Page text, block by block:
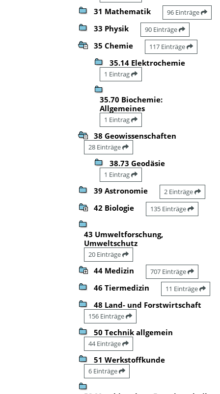
31 Mathematik 96 Einträge
33 Physik 90 Einträge
35 Chemie 117 Einträge
35.14 Elektrochemie
1 Eintrag
35.70 Biochemie:
Allgemeines
1 Eintrag
38 Geowissenschaften
28 Einträge
38.73 Geodäsie
1 Eintrag
39 Astronomie 2 Einträge
42 Biologie 135 Einträge
43 Umweltforschung,
Umweltschutz
20 Einträge
44 Medizin 707 Einträge
46 Tiermedizin 11 Einträge
48 Land- und Forstwirtschaft
156 Einträge
50 Technik allgemein
44 Einträge
51 Werkstoffkunde
6 Einträge